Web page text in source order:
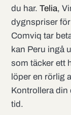
du har.Telia,
dygnspriser
Comviq tar
kan Peru ingå
som täcker ett
löper en rörlig
Kontrollera din
tid.